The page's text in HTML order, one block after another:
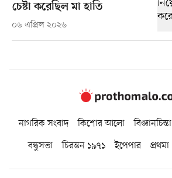
চেষ্টা করেছিল মা হাতি
০৬ এপ্রিল ২০২৬
নাগরিক সংবাদ কিশোর আলো বিজ্ঞানচিন্তা
বন্ধুসভা
চিরন্তন ১৯৭১ ইপেপার প্রথমা